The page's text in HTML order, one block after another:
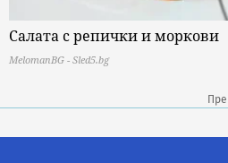
Салата с репички и моркови
MelomanBG - Sled5.bg